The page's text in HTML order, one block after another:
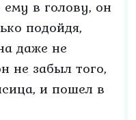
в голову, он
подойдя,
даже не
не забыл того,
и пошел в